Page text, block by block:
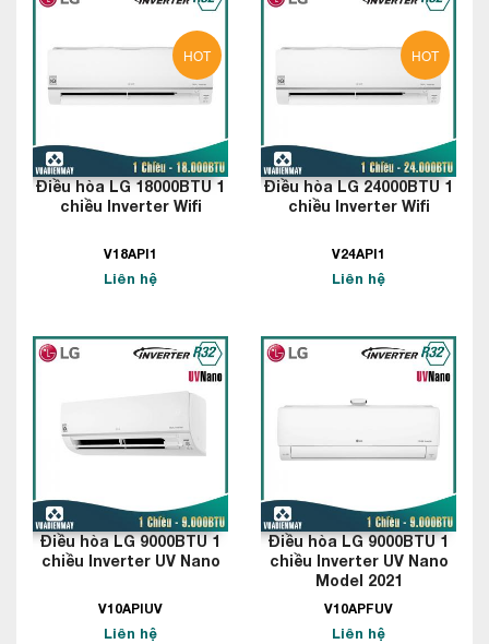
HOT
Điều hòa LG 18000BTU 1
chiều Inverter Wifi
V18API1
Liên hệ
HOT
Điều hòa LG 24000BTU 1
chiều Inverter Wifi
V24API1
Liên hệ
Điều hòa LG 9000BTU 1
chiều Inverter UV Nano
V10APIUV
Liên hệ
Điều hòa LG 9000BTU 1
chiều Inverter UV Nano
Model 2021
V10APFUV
Liên hệ